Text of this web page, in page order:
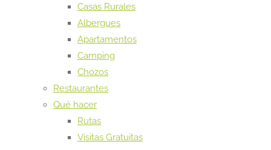
Casas Rurales
Albergues
Apartamentos
Camping
Chozos
Restaurantes
Qué hacer
Rutas
Visitas Gratuitas